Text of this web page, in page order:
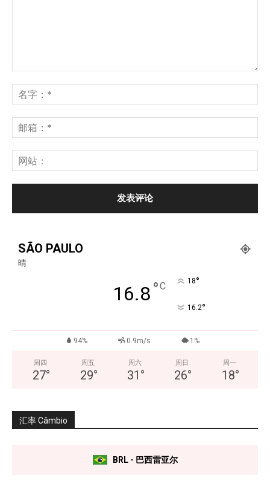
SÃO PAULO
晴
16.8°C 18°
16.2°
94% 0.9m/s 1%
周四
27°
周五
29°
周六
31 °
周日
26°
周一
18°
汇率 Câmbio
BRL - 巴西雷亚尔